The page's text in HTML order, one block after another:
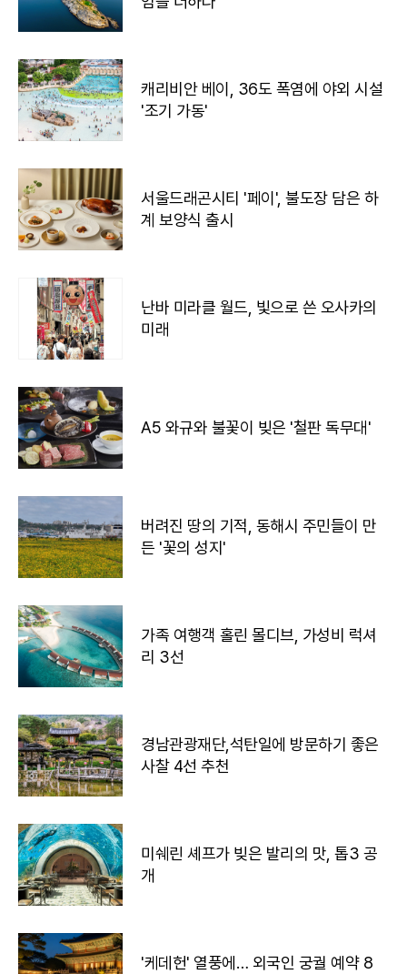
캐리비안 베이, 36도 폭염에 야외 시설
'조기 가동'
서울드래곤시티 '페이', 불도장 담은 하
계 보양식 출시
난바 미라클 월드, 빛으로 쓴 오사카의
미래
A5 와규와 불꽃이 빚은 '철판 독무대'
버려진 땅의 기적, 동해시 주민들이 만
든 '꽃의 성지'
가족 여행객 홀린 몰디브, 가성비 럭셔
리 3선
경남관광재단,석탄일에 방문하기 좋은
사찰 4선 추천
미쉐린 셰프가 빚은 발리의 맛, 톱3 공
개
'케데헌' 열풍에… 외국인 궁궐 예약 8